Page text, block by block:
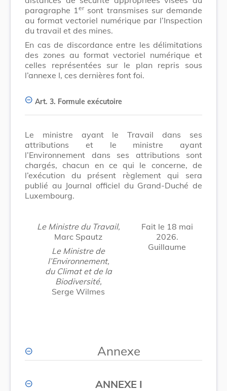
paragraphe 1ersont transmises sur demande
au format vectoriel numérique par l’Inspection
du travail et des mines.
En cas de discordance entre les délimitations
des zones au format vectoriel numérique et
celles représentées sur le plan repris sous
l’annexe I, ces dernières font foi.
Art. 3. Formule exécutoire
Le ministre ayant le Travail dans ses
attributions et le ministre ayant
l’Environnement dans ses attributions sont
chargés, chacun en ce qui le concerne, de
l’exécution du présent règlement qui sera
publié au Journal officiel du Grand-Duché de
Luxembourg.
Le Ministre du Travail,
Marc Spautz
Le Ministre de
l’Environnement,
du Climat et de la
Biodiversité,
Serge Wilmes
Fait le 18 mai
2026.
Guillaume
Annexe
ANNEXE I